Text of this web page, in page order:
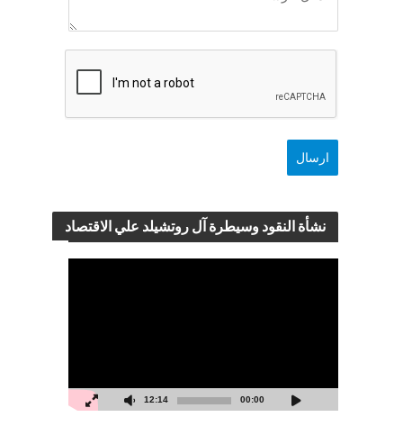
نشأة النقود وسيطرة آل روتشيلد علي الاقتصاد
00:00
12:14